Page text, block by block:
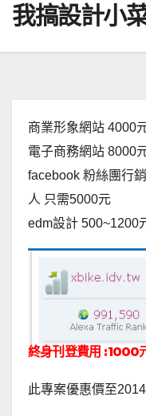
我搞設計小
商業形象網站 4000
電子商務網站 8000
facebook 粉絲團行
人 只需5000元
edm設計 500~1200
終身刊登費用 :1000
此專案優惠價至